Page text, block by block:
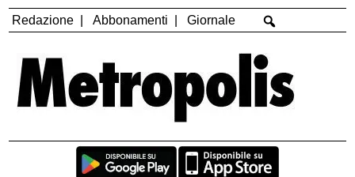
Redazione Abbonamenti Giornale